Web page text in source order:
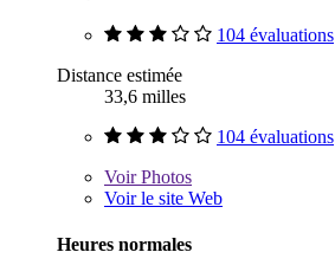
104 évaluations
Distance estimée
33,6 milles
104 évaluations
VoirPhotos
Voir le site Web
Heures normales